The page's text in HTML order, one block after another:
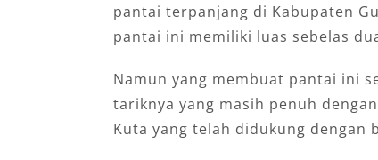
pantai terpanjang di Kabupaten
pantai ini memiliki luas sebelas
Namun yang membuat pantai ini
tariknya yang masih penuh
Kuta yang telah didukung dengan